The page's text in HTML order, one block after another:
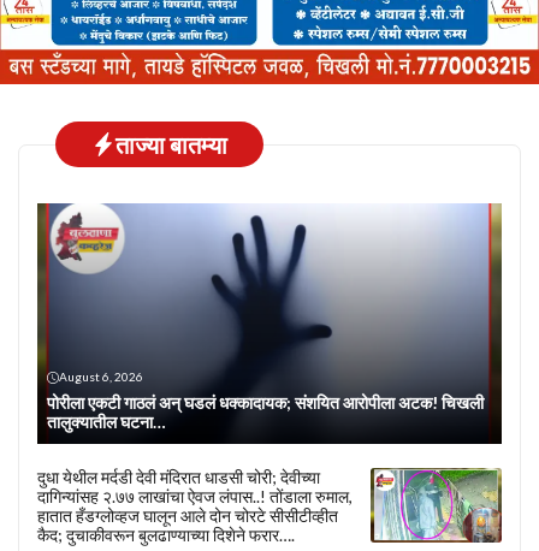
ताज्या बातम्या
August 6, 2026
पोरीला एकटी गाठलं अन् घडलं धक्कादायक; संशयित आरोपीला अटक! चिखली
तालुक्यातील घटना…
दुधा येथील मर्दडी देवी मंदिरात धाडसी चोरी; देवीच्या
दागिन्यांसह २.७७ लाखांचा ऐवज लंपास..! तोंडाला रुमाल,
हातात हँडग्लोव्हज घालून आले दोन चोरटे सीसीटीव्हीत
कैद; दुचाकीवरून बुलढाण्याच्या दिशेने फरार….